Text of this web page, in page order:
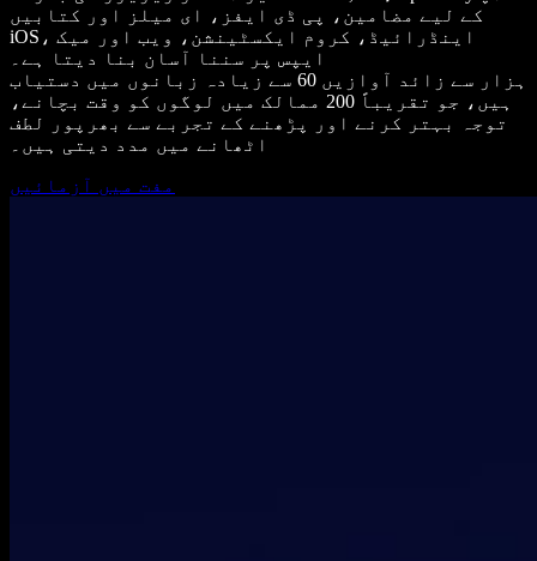
کے لیے مضامین، پی ڈی ایفز، ای میلز اور کتابیں
iOS، اینڈرائیڈ، کروم ایکسٹینشن، ویب اور میک
ایپس پر سننا آسان بنا دیتا ہے۔
ہزار سے زائد آوازیں 60 سے زیادہ زبانوں میں دستیاب
ہیں، جو تقریباً 200 ممالک میں لوگوں کو وقت بچانے،
توجہ بہتر کرنے اور پڑھنے کے تجربے سے بھرپور لطف
اٹھانے میں مدد دیتی ہیں۔
مفت میں آزمائیں